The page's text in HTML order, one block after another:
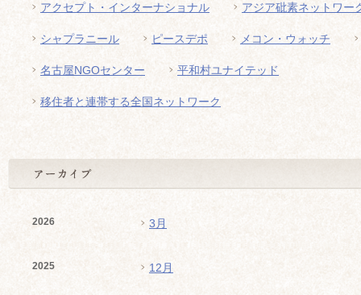
アクセプト・インターナショナル アジア砒素ネットワー
シャプラニール ピースデポ メコン・ウォッチ
名古屋NGOセンター 平和村ユナイテッド
移住者と連帯する全国ネットワーク
2026 3月
2025 12月